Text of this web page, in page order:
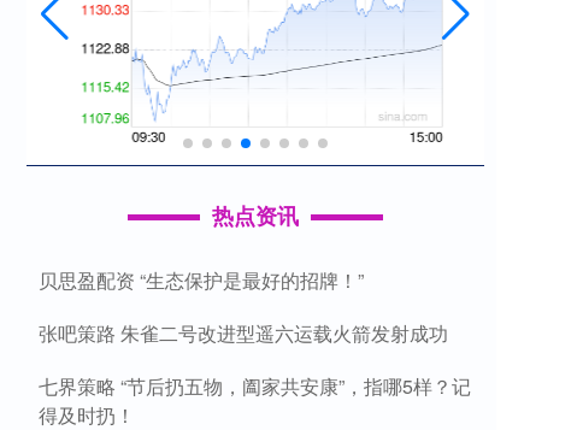
热点资讯
贝思盈配资 “生态保护是最好的招牌！”
张吧策路 朱雀二号改进型遥六运载火箭发射成功
七界策略 “节后扔五物，阖家共安康”，指哪5样？记
得及时扔！